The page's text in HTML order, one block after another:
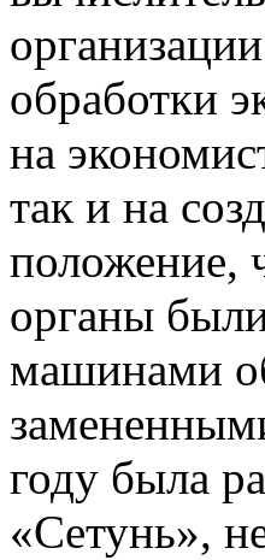
обработки
на
так и на
положение,
органы
машинами
году была
«Сетунь»,